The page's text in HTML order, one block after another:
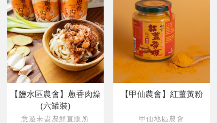
【鹽水區農會】蔥香肉燥
(六罐裝)
意遊未盡農鮮直販所
【甲仙農會】紅薑黃粉
甲仙地區農會